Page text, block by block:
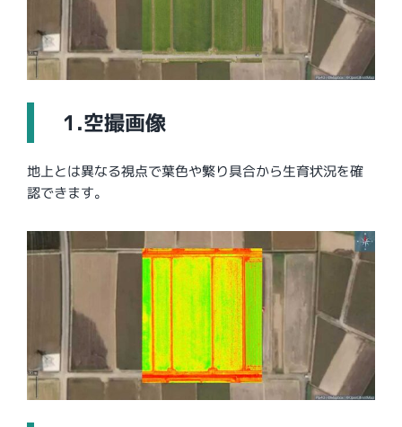
1.空撮画像
地上とは異なる視点で葉色や繁り具合から生育状況を確
認できます。